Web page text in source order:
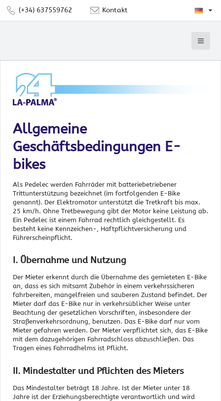
(+34) 637559762 Kontakt
Allgemeine
Geschäftsbedingungen E-
bikes
Als Pedelec werden Fahrräder mit batteriebetriebener
Trittunterstützung bezeichnet (im fortfolgenden E-Bike
genannt). Der Elektromotor unterstützt die Tretkraft bis max.
25 km/h. Ohne Tretbewegung gibt der Motor keine Leistung ab.
Ein Pedelec ist einem Fahrrad rechtlich gleichgestellt. Es
besteht keine Kennzeichen-, Haftpflichtversicherung und
Führerscheinpflicht.
I. Übernahme und Nutzung
Der Mieter erkennt durch die Übernahme des gemieteten E-Bike
an, dass es sich mitsamt Zubehör in einem verkehrssicheren
fahrbereiten, mangelfreien und sauberen Zustand befindet. Der
Mieter darf das E-Bike nur in verkehrsüblicher Weise unter
Beachtung der gesetzlichen Vorschriften, insbesondere der
Straßenverkehrsordnung, benutzen. Das E-Bike darf nur vom
Mieter gefahren werden. Der Mieter verpflichtet sich, das E-Bike
mit dem dazugehörigen Fahrradschloss abzuschließen. Das
Tragen eines Fahrradhelms ist Pflicht.
II. Mindestalter und Pflichten des Mieters
Das Mindestalter beträgt 18 Jahre. Ist der Mieter unter 18
Jahre ist der Erziehungsberechtigte verantwortlich und wird